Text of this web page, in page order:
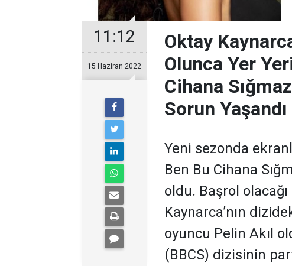
11:12
15 Haziran 2022
Oktay
Olunca Yer
Cihana
Sorun Yaşandı
Yeni sezonda
Ben Bu Cihana
oldu. Başrol
Kaynarca’nın
oyuncu Pelin Akıl
(BBCS) dizisinin